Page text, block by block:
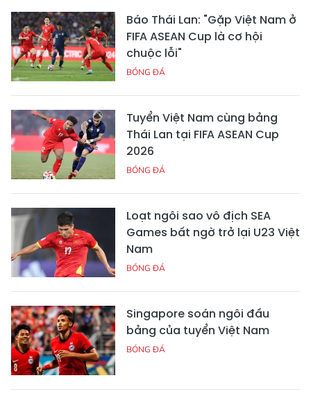
Báo Thái Lan: "Gặp Việt Nam ở
FIFA ASEAN Cup là cơ hội
chuộc lỗi"
BÓNG ĐÁ
Tuyển Việt Nam cùng bảng
Thái Lan tại FIFA ASEAN Cup
2026
BÓNG ĐÁ
Loạt ngôi sao vô địch SEA
Games bất ngờ trở lại U23 Việt
Nam
BÓNG ĐÁ
Singapore soán ngôi đầu
bảng của tuyển Việt Nam
BÓNG ĐÁ